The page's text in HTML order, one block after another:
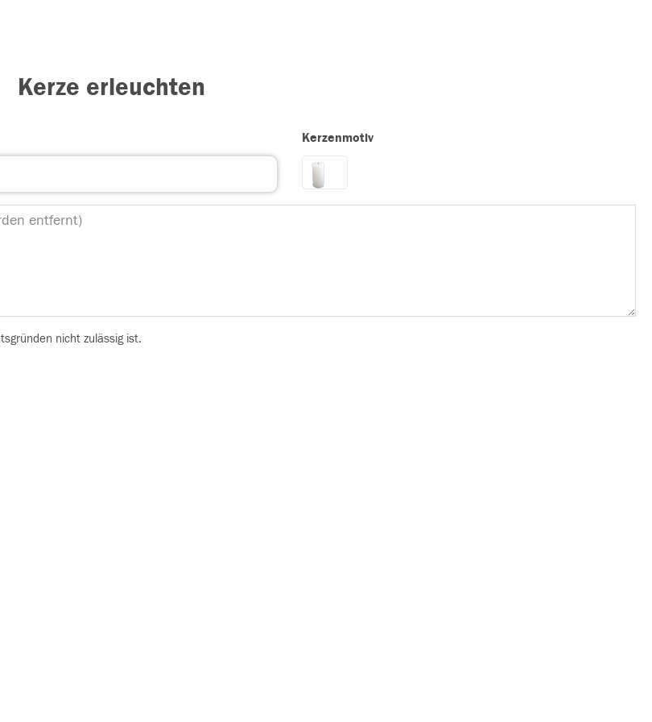
Kerze erleuchten
Kerzenmotiv
nicht zulässig ist.